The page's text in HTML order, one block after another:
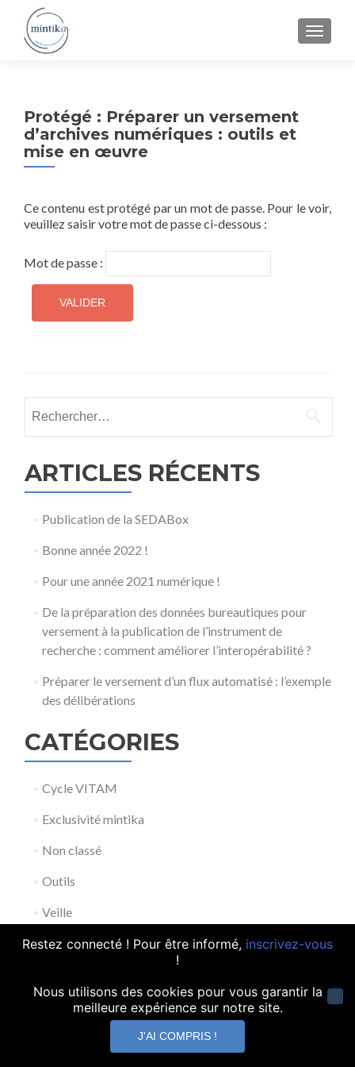
Protégé : Préparer un versement
d’archives numériques : outils et
mise en œuvre
Ce contenu est protégé par un mot de passe. Pour le voir,
veuillez saisir votre mot de passe ci-dessous :
Mot de passe :
ARTICLES RÉCENTS
Publication de la SEDABox
Bonne année 2022 !
Pour une année 2021 numérique !
De la préparation des données bureautiques pour
versement à la publication de l’instrument de
recherche : comment améliorer l’interopérabilité ?
Préparer le versement d’un flux automatisé : l’exemple
des délibérations
CATÉGORIES
Cycle VITAM
Exclusivité mintika
Non classé
Outils
Veille
Découvrez notreoffre de
services
contact@mintika.fr
Restez connecté ! Pour être informé, inscrivez-vous
!
Nous utilisons des cookies pour vous garantir la
meilleure expérience sur notre site.
J'AI COMPRIS !